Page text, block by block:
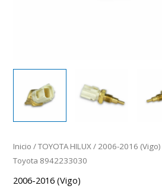
Inicio /TOYOTA HILUX/ 2006-2016 (Vigo)
Toyota 8942233030
2006-2016 (Vigo)